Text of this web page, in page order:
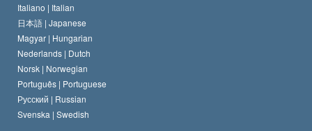
Italiano | Italian
日本語 | Japanese
Magyar | Hungarian
Nederlands | Dutch
Norsk | Norwegian
Português | Portuguese
Русский | Russian
Svenska | Swedish